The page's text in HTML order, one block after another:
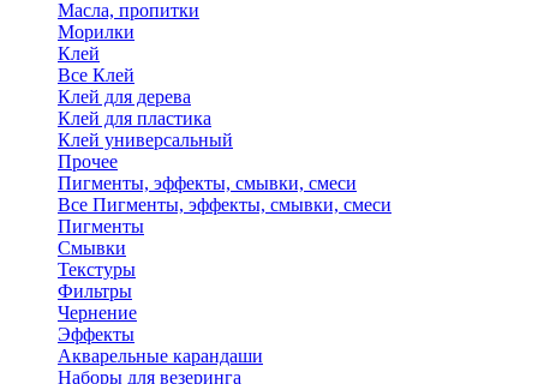
Масла, пропитки
Морилки
Клей
Все Клей
Клей для дерева
Клей для пластика
Клей универсальный
Прочее
Пигменты, эффекты, смывки, смеси
Все Пигменты, эффекты, смывки, смеси
Пигменты
Смывки
Текстуры
Фильтры
Чернение
Эффекты
Акварельные карандаши
Наборы для везеринга